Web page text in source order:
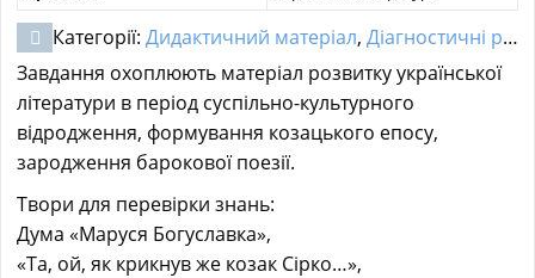
Категорії: Дидактичний матеріал, Діагностичні роботи
Завдання охоплюють матеріал розвитку української
літератури в період суспільно-культурного
відродження, формування козацького епосу,
зародження барокової поезії.
Твори для перевірки знань:
Дума «Маруся Богуславка»,
«Та, ой, як крикнув же козак Сірко…»,